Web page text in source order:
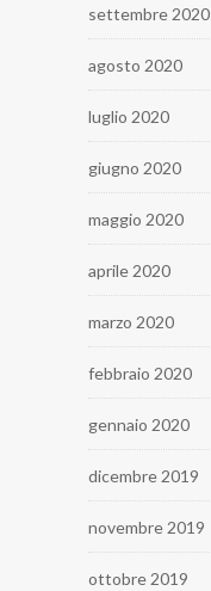
settembre 2020
agosto 2020
luglio 2020
giugno 2020
maggio 2020
aprile 2020
marzo 2020
febbraio 2020
gennaio 2020
dicembre 2019
novembre 2019
ottobre 2019